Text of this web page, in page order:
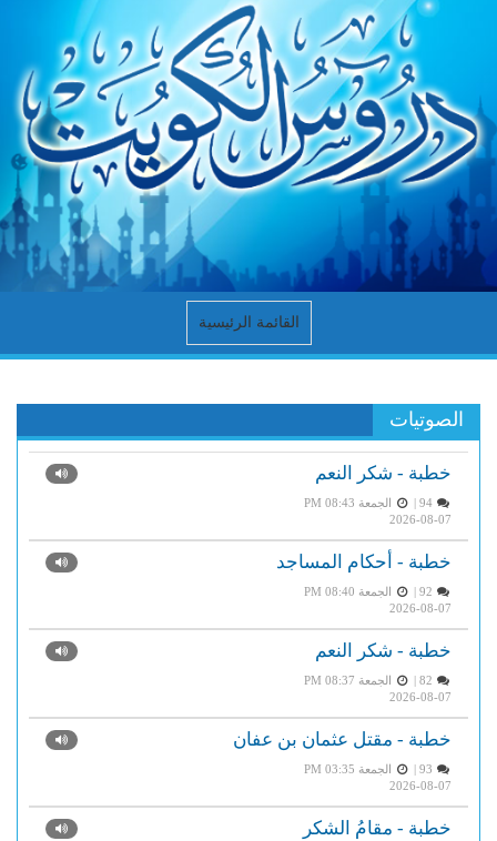
القائمة الرئيسية
الصوتيات
خطبة - شكر النعم
94 |
الجمعة PM 08:43
2026-08-07
خطبة - أحكام المساجد
الجمعة PM 08:40
2026-08-07
خطبة - شكر النعم
الجمعة PM 08:37
2026-08-07
خطبة - مقتل عثمان بن عفان
الجمعة PM 03:35
2026-08-07
خطبة - مقامُ الشكر